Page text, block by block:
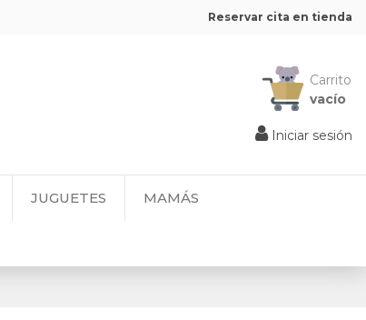
Reservar cita en tienda
Carrito
vacío
Iniciar sesión
JUGUETES MAMÁS